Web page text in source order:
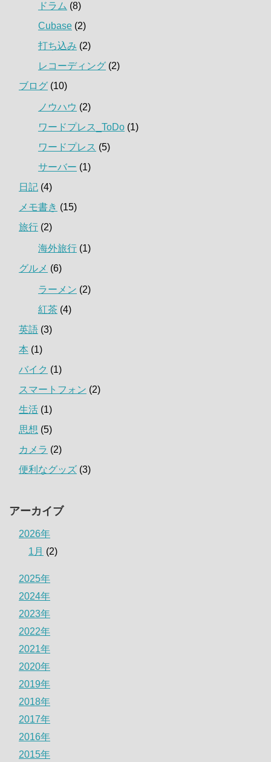
ドラム (8)
Cubase (2)
打ち込み (2)
レコーディング (2)
ブログ (10)
ノウハウ (2)
ワードプレス_ToDo (1)
ワードプレス (5)
サーバー (1)
日記 (4)
メモ書き (15)
旅行 (2)
海外旅行 (1)
グルメ (6)
ラーメン (2)
紅茶 (4)
英語 (3)
本 (1)
バイク (1)
スマートフォン (2)
生活 (1)
思想 (5)
カメラ (2)
便利なグッズ (3)
アーカイブ
2026年
1月 (2)
2025年
2024年
2023年
2022年
2021年
2020年
2019年
2018年
2017年
2016年
2015年